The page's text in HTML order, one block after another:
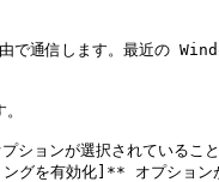
ます。最近の Windows
が選択されていること
有効化]** オプションが